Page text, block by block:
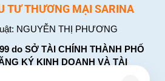
TƯ THƯƠNG MẠI SARINA
NGUYỄN THỊ PHƯƠNG
do SỞ TÀI CHÍNH THÀNH PHỐ
KÝ KINH DOANH VÀ TÀI